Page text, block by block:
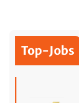
Top-Jobs